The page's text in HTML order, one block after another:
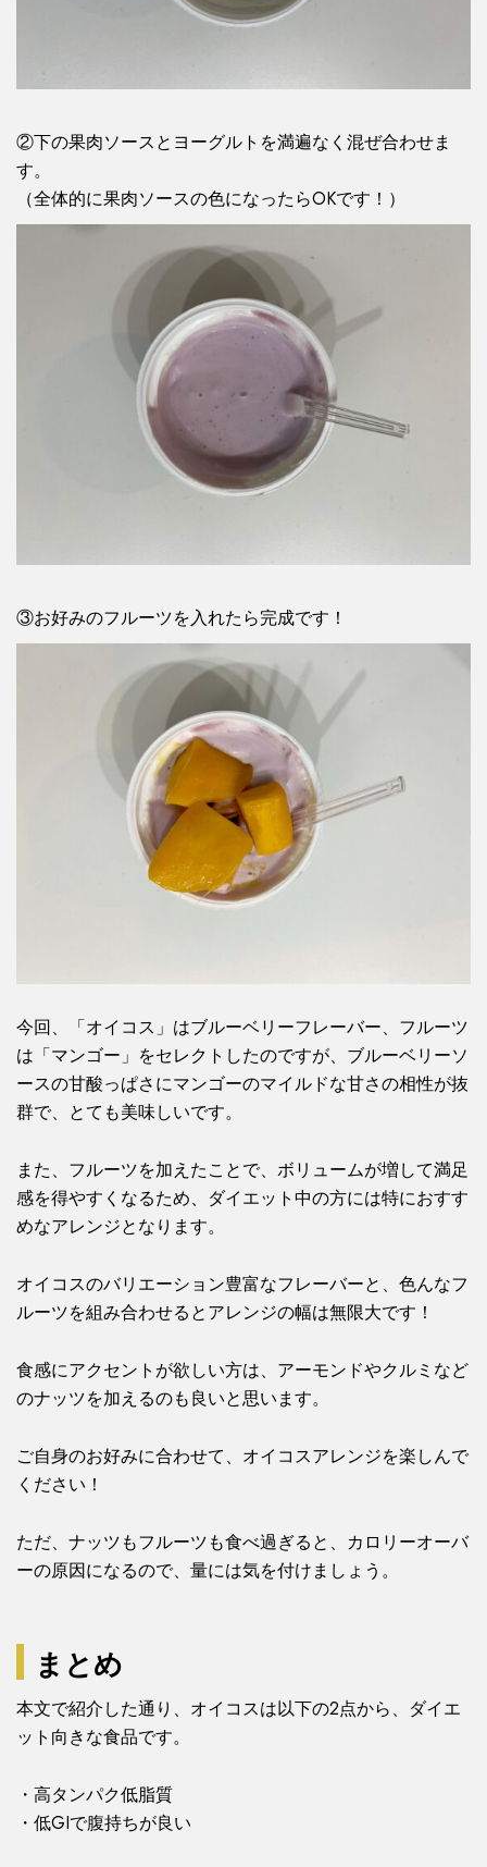
②下の果肉ソースとヨーグルトを満遍なく混ぜ合わせま
す。
（全体的に果肉ソースの色になったらOKです！）
③お好みのフルーツを入れたら完成です！
今回、「オイコス」はブルーベリーフレーバー、フルーツ
は「マンゴー」をセレクトしたのですが、ブルーベリーソ
ースの甘酸っぱさにマンゴーのマイルドな甘さの相性が抜
群で、とても美味しいです。
また、フルーツを加えたことで、ボリュームが増して満足
感を得やすくなるため、ダイエット中の方には特におすす
めなアレンジとなります。
オイコスのバリエーション豊富なフレーバーと、色んなフ
ルーツを組み合わせるとアレンジの幅は無限大です！
食感にアクセントが欲しい方は、アーモンドやクルミなど
のナッツを加えるのも良いと思います。
ご自身のお好みに合わせて、オイコスアレンジを楽しんで
ください！
ただ、ナッツもフルーツも食べ過ぎると、カロリーオーバ
ーの原因になるので、量には気を付けましょう。
まとめ
本文で紹介した通り、オイコスは以下の2点から、ダイエ
ット向きな食品です。
・高タンパク低脂質
・低GIで腹持ちが良い